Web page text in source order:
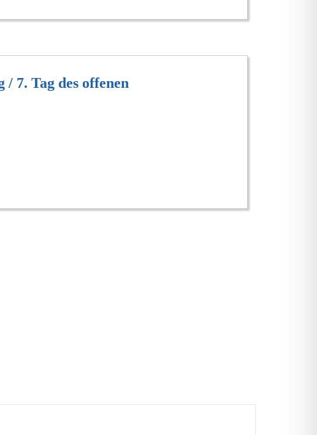
7. Tag des offenen